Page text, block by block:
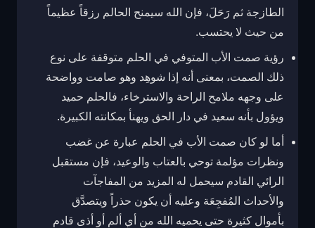
الطازجة ثم رَحَلَ، فإن الله سيمنح الحالم رزقاً عظيماً
من حيث لا يحتسب.
رؤية صمت الأب المتوفي في الحلم متوقفة على نوع
ذلك الصمت، بمعنى أنه إذا شوهِد وهو صامت وواضحة
على وجهه ملامح الراحة والاسترخاء، فالحلم حميد
ويؤول بأنه سعيد في دار الحق ويهنأ بمكانته الكبيرة.
أما لو كان صمت الأب في الحلم عبارة عن غضب
ونظرات مؤلمة توحي بالعتاب والوعيد، فإن مستقبل
الرائي القادم سيحمل له المزيد من المفاجآت
والأحداث المُفجِعَة وعليه أن يكون حذراً ويتصدَّق
بأموال كثيرة حتى يحميه الله من أي ألم أو أذى قادم